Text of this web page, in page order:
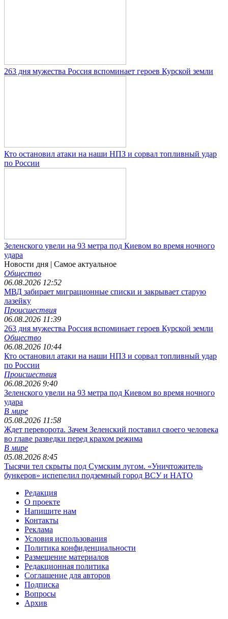
263 дня мужества Россия вспоминает героев Курской земли
Кто остановил атаки на наши НПЗ и сорвал топливный удар
по России
Зеленского увели на 93 метра под Киевом во время ночного
удара
Новости дня | Самое актуальное
Общество
06.08.2026 12:52
МВД забирает миграционные списки и закрывает старую
лазейку
Происшествия
06.08.2026 11:39
263 дня мужества Россия вспоминает героев Курской земли
Общество
06.08.2026 10:44
Кто остановил атаки на наши НПЗ и сорвал топливный удар
по России
Происшествия
06.08.2026 9:40
Зеленского увели на 93 метра под Киевом во время ночного
удара
В мире
05.08.2026 11:58
Ждет переворота. Зачем Зеленский поставил своего человека
во главе разведки перед крахом режима
В мире
05.08.2026 8:45
Тысячи тел скрыты под Сумским лугом. «Уничтожитель
бункеров» испепелил подземный город ВСУ и НАТО
Редакция
О проекте
Напишите нам
Контакты
Реклама
Условия использования
Политика конфиденциальности
Размещение материалов
Редакционная политика
Соглашение для авторов
Подписка
Вопросы
Архив